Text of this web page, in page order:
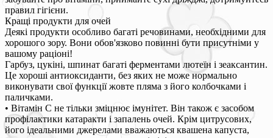
правил гігієни.
Кращі продукти для очей
Деякі продукти особливо багаті речовинами, необхідними для
хорошого зору. Вони обов'язково повинні бути присутніми у
вашому раціоні!
Гарбуз, цукіні, шпинат багаті ферментами лютеїн і зеаксантин.
Це хороші антиоксиданти, без яких не може нормально
виконувати свої функції жовте пляма з його колбочками і
паличками.
• Вітамін С не тільки зміцнює імунітет. Він також є засобом
профілактики катаракти і запалень очей. Крім цитрусових,
його ідеальними джерелами вважаються квашена капуста,